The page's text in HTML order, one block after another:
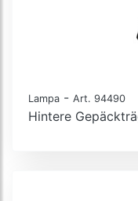
Lampa - Art. 94490
Hintere